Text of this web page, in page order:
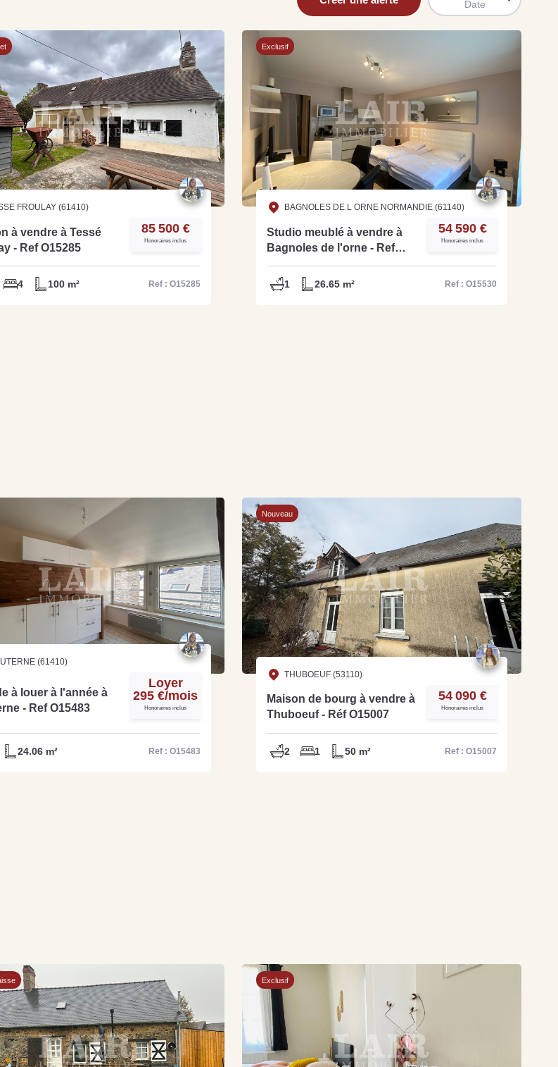
Estimez votre bien en ligne.
Rapide et gratuit, recevez votre estimation en
quelques clics.
Estimer mon bien maintenant
Date
FROULAY (61410)
à vendre à Tessé
- Ref O15285
85 500 €
Honoraires inclus
4 100 m² Ref : O15285
Exclusif
BAGNOLES DE L ORNE NORMANDIE (61140)
Studio meublé à vendre à
Bagnoles de l'orne - Ref
O15530
54 590 €
Honoraires inclus
1 26.65 m² Ref : O15530
(61410)
à louer à l'année à
- Ref O15483
Loyer
295 €/mois
Honoraires inclus
24.06 m² Ref : O15483
Nouveau
THUBOEUF (53110)
Maison de bourg à vendre à
Thuboeuf - Réf O15007
54 090 €
Honoraires inclus
2 1 50 m² Ref : O15007
Exclusif